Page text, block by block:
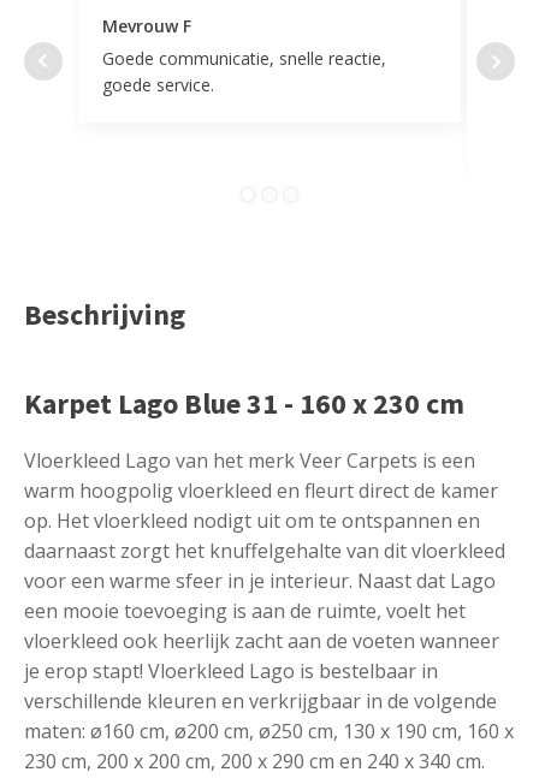
Mevrouw F
Goede communicatie, snelle reactie,
goede service.
door
Beschrijving
Karpet Lago Blue 31 - 160 x 230 cm
Vloerkleed Lago van het merk Veer Carpets is een
warm hoogpolig vloerkleed en fleurt direct de kamer
op. Het vloerkleed nodigt uit om te ontspannen en
daarnaast zorgt het knuffelgehalte van dit vloerkleed
voor een warme sfeer in je interieur. Naast dat Lago
een mooie toevoeging is aan de ruimte, voelt het
vloerkleed ook heerlijk zacht aan de voeten wanneer
je erop stapt!‌ Vloerkleed Lago is bestelbaar in
verschillende kleuren en verkrijgbaar in de volgende
maten: ø160 cm, ø200 cm, ø250 cm, 130 x 190 cm, 160 x
230 cm, 200 x 200 cm, 200 x 290 cm en 240 x 340 cm.